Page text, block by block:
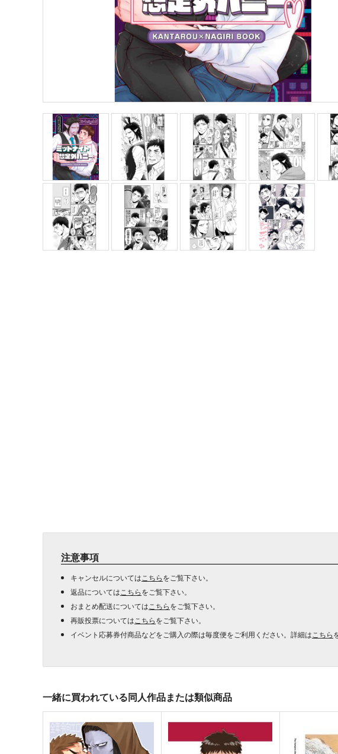
注意事項
キャンセルについては こちらをご覧下さい。
返品については こちらをご覧下さい。
おまとめ配送については こちらをご覧下さい。
再販投票については こちらをご覧下さい。
イベント応募券付商品などをご購入の際は毎度便をご利用ください。詳細は こちら
一緒に買われている同人作品または類似商品